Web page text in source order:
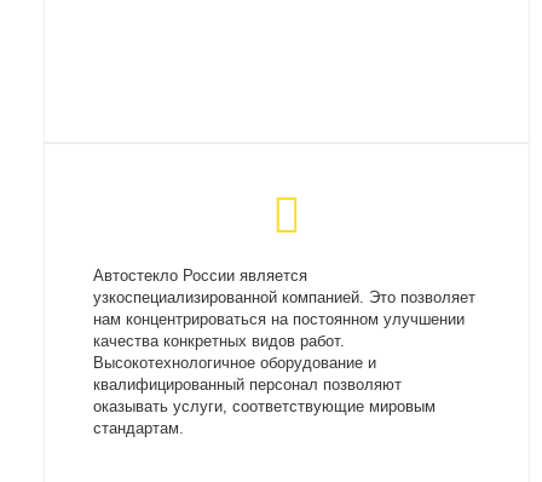
Автостекло России является
узкоспециализированной компанией. Это позволяет
нам концентрироваться на постоянном улучшении
качества конкретных видов работ.
Высокотехнологичное оборудование и
квалифицированный персонал позволяют
оказывать услуги, соответствующие мировым
стандартам.